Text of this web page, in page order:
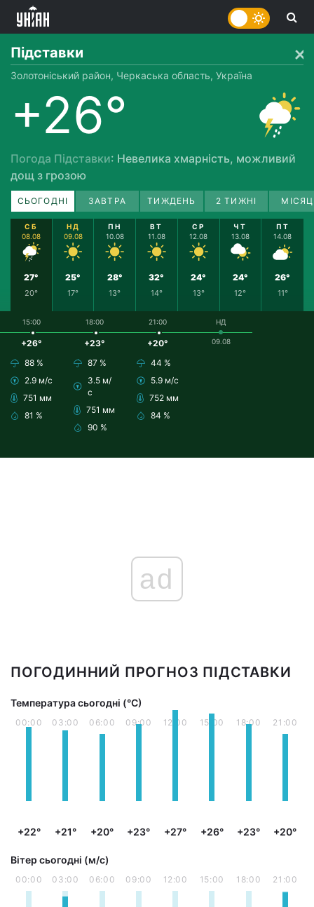
Підставки
Золотоніський район, Черкаська область, Україна
+26°
Погода Підставки: Невелика хмарність, можливий
дощ з грозою
СЬОГОДНІ ЗАВТРА ТИЖДЕНЬ 2 ТИЖНІ
СБ
08.08
27°
20°
НД
09.08
25°
17°
ПН
10.08
28°
13°
ВТ
11.08
32°
14°
СР
12.08
24°
13°
ЧТ
13.08
24°
12°
ПТ
14.08
26°
11°
15:00
+26°
88 %
2.9 м/с
751 мм
81 %
18:00
+23°
87 %
3.5 м/
с
751 мм
90 %
21:00
+20°
44 %
5.9 м/с
752 мм
84 %
НД
09.08
ad
ПОГОДИННИЙ ПРОГНОЗ ПІДСТАВКИ
Температура сьогодні (°С)
00:00
+22°
03:00
+21°
06:00
+20°
09:00
+23°
12:00
+27°
15:00
+26°
18:00
+23°
21:00
+20°
Вітер сьогодні (м/с)
00:00 03:00 06:00 09:00 12:00 15:00 18:00 21:00